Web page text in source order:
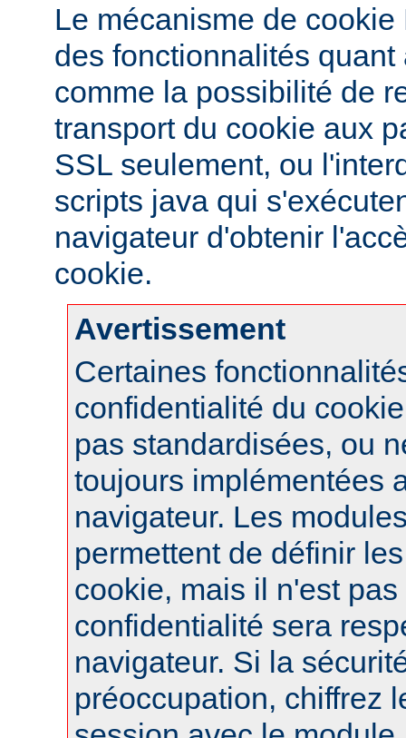
Le mécanisme de
des fonctionnalités
comme la possibilité de
transport du cookie aux
SSL seulement, ou
scripts java qui
navigateur d'obtenir
cookie.
Avertissement
Certaines
confidentialité du
pas standardisées, ou
toujours implémentées
navigateur. Les
permettent de définir
cookie, mais il n'est
confidentialité sera
navigateur. Si la
préoccupation, chiffrez